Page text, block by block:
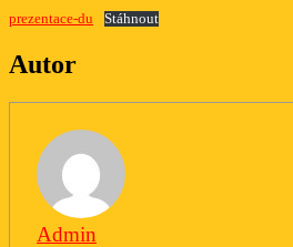
prezentace-du Stáhnout
Autor
Admin